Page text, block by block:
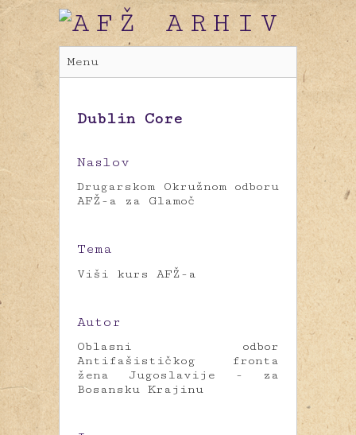
Menu
Dublin Core
Naslov
Drugarskom Okružnom odboru
AFŽ-a za Glamoč
Tema
Viši kurs AFŽ-a
Autor
Oblasni odbor
Antifašističkog fronta
žena Jugoslavije - za
Bosansku Krajinu